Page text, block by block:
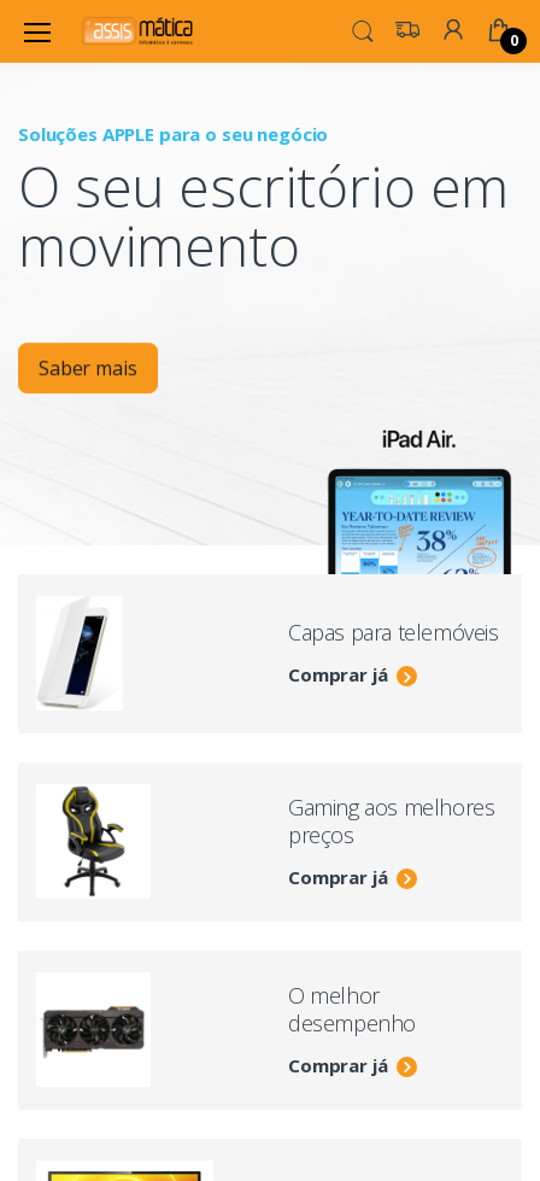
0
Soluções APPLE para o seu negócio
O seu escritório em
movimento
Saber mais
Capas para telemóveis
Comprar já
Gaming aos melhores
preços
Comprar já
O melhor
desempenho
Comprar já